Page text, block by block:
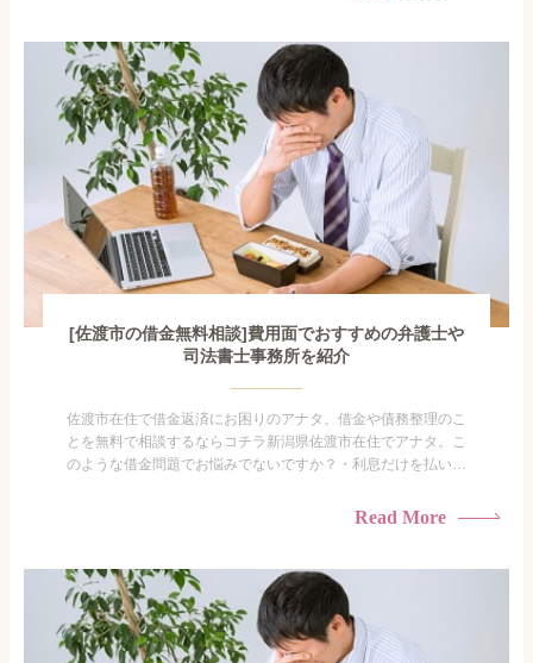
がありま...
[佐渡市の借金無料相談]費用面でおすすめの弁護士や
司法書士事務所を紹介
佐渡市在住で借金返済にお困りのアナタ。借金や債務整理のこ
とを無料で相談するならコチラ新潟県佐渡市在住でアナタ。こ
のような借金問題でお悩みでないですか？・利息だけを払い続
られたくない・借金の催促、取り立てで憂鬱になる。・闇金に
がありま...
Read More